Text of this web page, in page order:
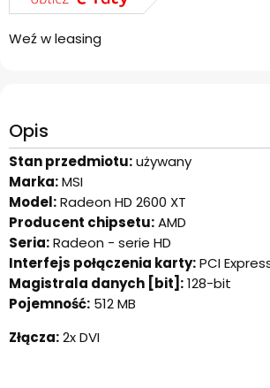
Weź w leasing
Opis
Stan przedmiotu:używany
Marka:MSI
Model:Radeon HD 2600 XT
Producent chipsetu:AMD
Seria:Radeon - serie HD
Interfejs połączenia karty:PCI
Magistrala danych [bit]:128-bit
Pojemność: 512 MB
Złącza:2x DVI